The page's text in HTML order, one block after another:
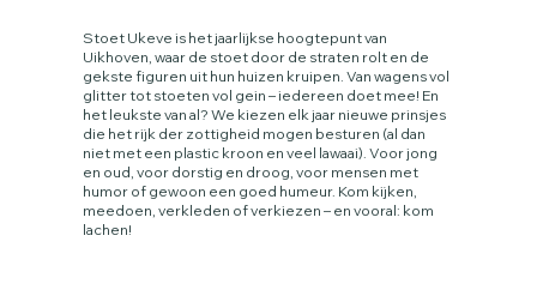
Stoet Ukeve is het jaarlijkse hoogtepunt van
Uikhoven, waar de stoet door de straten rolt en de
gekste figuren uit hun huizen kruipen. Van wagens vol
glitter tot stoeten vol gein – iedereen doet mee! En
het leukste van al? We kiezen elk jaar nieuwe prinsjes
die het rijk der zottigheid mogen besturen (al dan
niet met een plastic kroon en veel lawaai). Voor jong
en oud, voor dorstig en droog, voor mensen met
humor of gewoon een goed humeur. Kom kijken,
meedoen, verkleden of verkiezen – en vooral: kom
lachen!